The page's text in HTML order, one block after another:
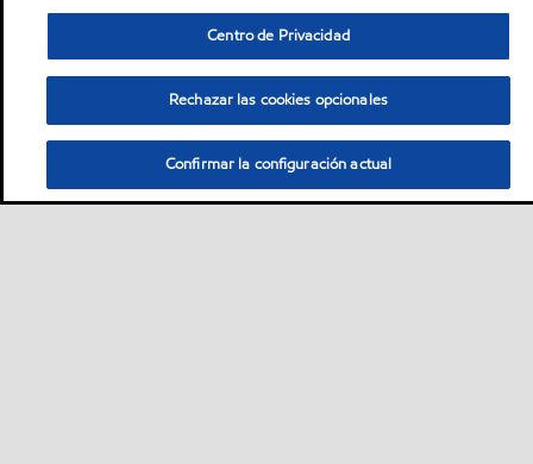
Centro de Privacidad
Rechazar las cookies opcionales
Confirmar la configuración actual